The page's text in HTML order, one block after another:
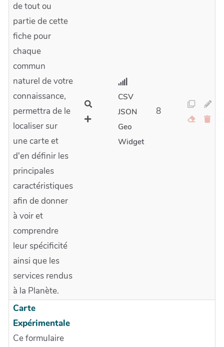
de tout ou
partie de cette
fiche pour
chaque
commun
naturel de votre
connaissance,
permettra de le
localiser sur
une carte et
d'en définir les
principales
caractéristiques
afin de donner
à voir et
comprendre
leur spécificité
ainsi que les
services rendus
à la Planète.
CSV
JSON
Geo
Widget
8
Carte
Expérimentale
Ce formulaire